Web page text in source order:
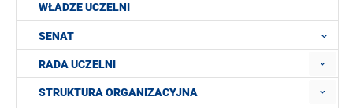
WŁADZE UCZELNI
SENAT
RADA UCZELNI
STRUKTURA ORGANIZACYJNA